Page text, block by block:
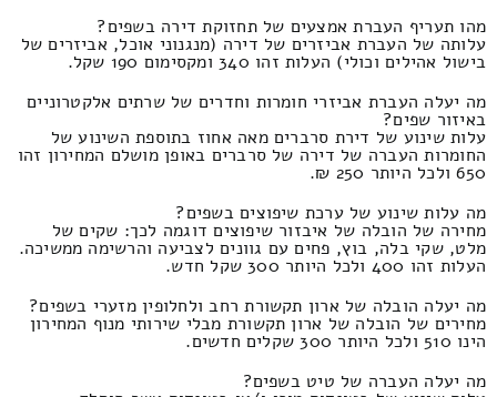
מהו תעריף העברת אמצעים של תחזוקת דירה בשפים?
עלותה של העברת אביזרים של דירה (מנגנוני אוכל, אביזרים של
בישול אהילים וכולי) העלות זהו 340 ומקסימום 190 שקל.
מה יעלה העברת אביזרי חומרות וחדרים של שרתים אלקטרוניים
באיזור שפים?
עלות שינוע של דירת סרברים מאה אחוז בתוספת השינוע של
החומרות העברה של דירה של סרברים באופן מושלם המחירון זהו
650 ולכל היותר 250 ₪.
מה עלות שינוע של ערכת שיפוצים בשפים?
מחירה של הובלה של איבזור שיפוצים דוגמה לכך: שקים של
מלט, שקי בלה, בוץ, פחים עם גוונים לצביעה והרשימה ממשיכה.
העלות זהו 400 ולכל היותר 300 שקל חדש.
מה יעלה הובלה של ארון תקשורת רחב ולחלופין מזערי בשפים?
מחירים של הובלה של ארון תקשורת מבלי שירותי מנוף המחירון
הינו 510 ולכל היותר 300 שקלים חדשים.
מה יעלה העברה של טיט בשפים?